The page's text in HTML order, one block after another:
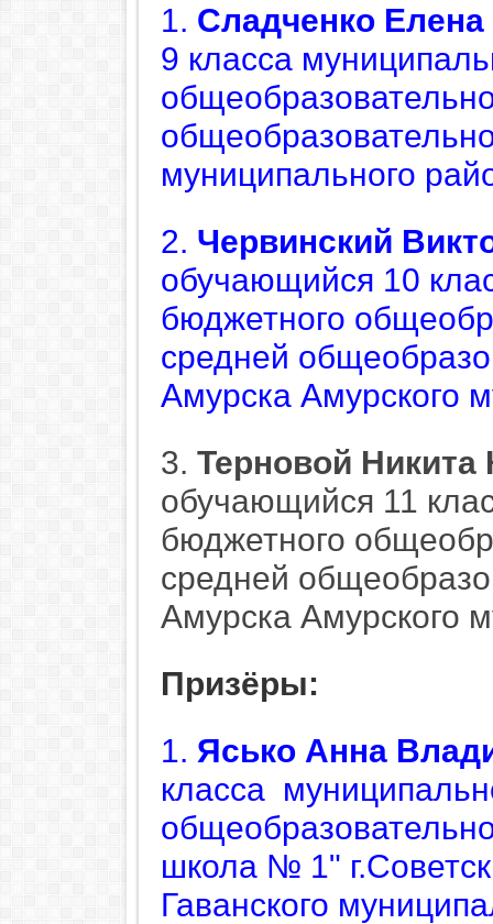
1. Сладченко
9 класса
муниципального
2. Червинский
обучающийся 10
бюджетного
средней
Амурска Амурского
3. Терновой Никита
обучающийся 11
бюджетного
средней
Амурска Амурского
Призёры:
1. Ясько Анна
класса
школа № 1"
Гаванского